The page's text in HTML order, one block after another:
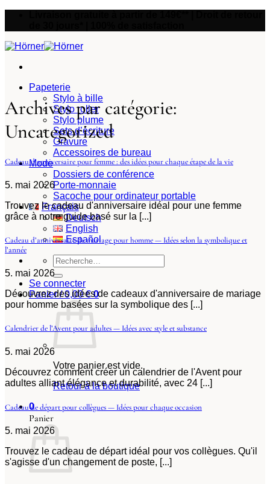
Papeterie
Stylo à bille
Stylo roller
Stylo plume
Sets d’écriture
Gravure
Accessoires de bureau
Mode
Dossiers de conférence
Porte-monnaie
Sacoche pour ordinateur portable
Français
Deutsch
English
Español
Recherche
pour :
Se connecter
Panier /0,00€ 0
Votre panier est vide.
Retour à la boutique
0
Panier
Archives par catégorie:
Uncategorized
Cadeau d’anniversaire pour femme : des idées pour chaque étape de la vie
5. mai 2026
Trouvez le cadeau d'anniversaire idéal pour une femme
grâce à notre guide basé sur la [...]
Cadeau d’anniversaire de mariage pour homme — Idées selon la symbolique et
l’année
5. mai 2026
Découvrez des idées de cadeaux d'anniversaire de mariage
pour homme basées sur la symbolique des [...]
Calendrier de l’Avent pour adultes — Idées avec style et substance
5. mai 2026
Découvrez comment créer un calendrier de l'Avent pour
adultes alliant élégance et durabilité, avec 24 [...]
Cadeau de départ pour collègues — Idées pour chaque occasion
5. mai 2026
Trouvez le cadeau de départ idéal pour vos collègues. Qu'il
s'agisse d'un changement de poste, [...]